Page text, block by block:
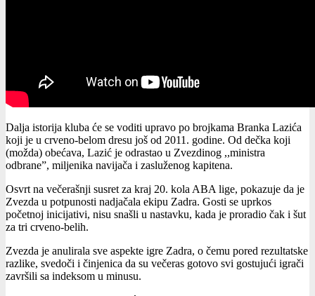
Dalja istorija kluba će se voditi upravo po brojkama Branka Lazića
koji je u crveno-belom dresu još od 2011. godine. Od dečka koji
(možda) obećava, Lazić je odrastao u Zvezdinog ,,ministra
odbrane”, miljenika navijača i zasluženog kapitena.
Osvrt na večerašnji susret za kraj 20. kola ABA lige, pokazuje da je
Zvezda u potpunosti nadjačala ekipu Zadra. Gosti se uprkos
početnoj inicijativi, nisu snašli u nastavku, kada je proradio čak i šut
za tri crveno-belih.
Zvezda je anulirala sve aspekte igre Zadra, o čemu pored rezultatske
razlike, svedoči i činjenica da su večeras gotovo svi gostujući igrači
završili sa indeksom u minusu.